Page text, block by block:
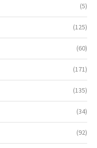
(5)
(125)
(60)
(171)
(135)
(34)
(92)